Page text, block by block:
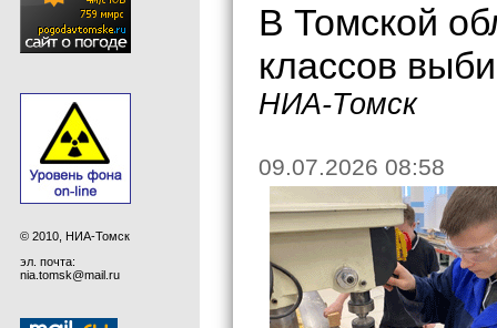
© 2010, НИА-Томск
эл. почта:
nia.tomsk@mail.ru
В Томской
классов
НИА-Томск
09.07.2026 08:58